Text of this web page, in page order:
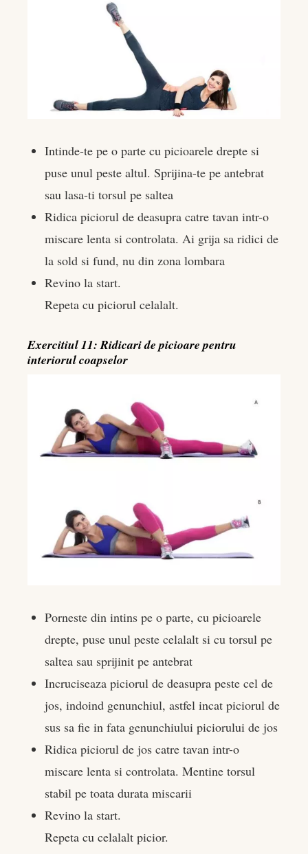
Intinde-te pe o parte cu picioarele drepte si
puse unul peste altul. Sprijina-te pe antebrat
sau lasa-ti torsul pe saltea
Ridica piciorul de deasupra catre tavan intr-o
miscare lenta si controlata. Ai grija sa ridici de
la sold si fund, nu din zona lombara
Revino la start.
Repeta cu piciorul celalalt.
Exercitiul 11: Ridicari de picioare pentru
interiorul coapselor
Porneste din intins pe o parte, cu picioarele
drepte, puse unul peste celalalt si cu torsul pe
saltea sau sprijinit pe antebrat
Incruciseaza piciorul de deasupra peste cel de
jos, indoind genunchiul, astfel incat piciorul de
sus sa fie in fata genunchiului piciorului de jos
Ridica piciorul de jos catre tavan intr-o
miscare lenta si controlata. Mentine torsul
stabil pe toata durata miscarii
Revino la start.
Repeta cu celalalt picior.